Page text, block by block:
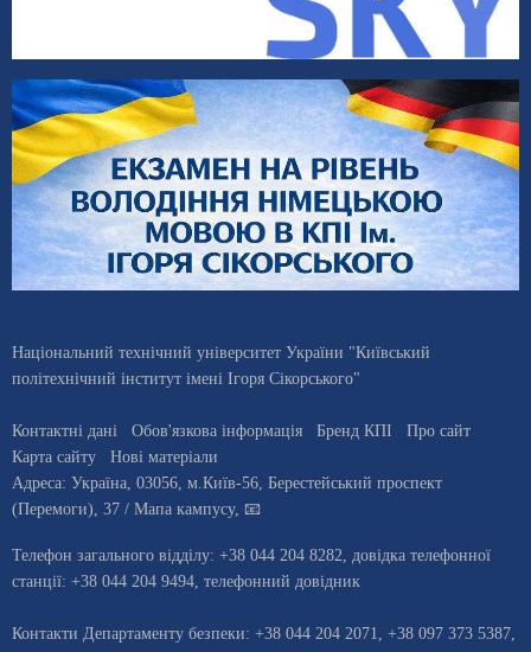
Національний технічний університет України "Київський
політехнічний інститут імені Ігоря Сікорського"
Контактні дані Обов'язкова інформація Бренд КПІ
Про сайт
Карта сайту
Нові матеріали
Адреса: Україна 03056 , м. Київ-56, Берестейський проспект
(Перемоги), 37 / Мапа кампусу, 📧
Телефон загального відділу: +38 044 204 8282 , довiдка телефонної
станцiї: +38 044 204 9494 телефонний довідник
Контакти Департаменту безпеки: +38 044 204 2071, +38 097 373 5387,